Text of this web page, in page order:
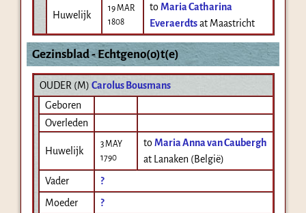
Huwelijk
19 MAR
1808
toMaria Catharina
Everaerdts at Maastricht
Gezinsblad - Echtgeno(o)t(e)
OUDER (M) Carolus Bousmans
Geboren
Overleden
Huwelijk
3 MAY
1790
toMaria Anna van Caubergh
at Lanaken (België)
Vader
?
Moeder
?